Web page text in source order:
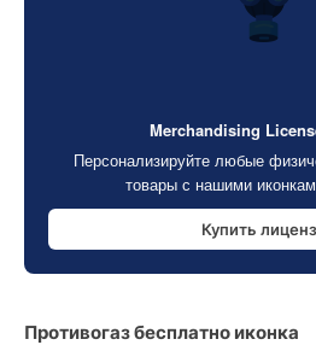
Merchandising
Персонализируйте любые
товары с нашими
Купить
Противогаз бесплатно иконка